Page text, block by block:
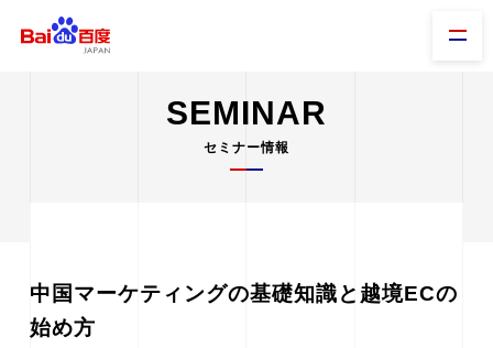
SEMINAR
セミナー情報
中国マーケティングの基礎知識と越境ECの
始め方